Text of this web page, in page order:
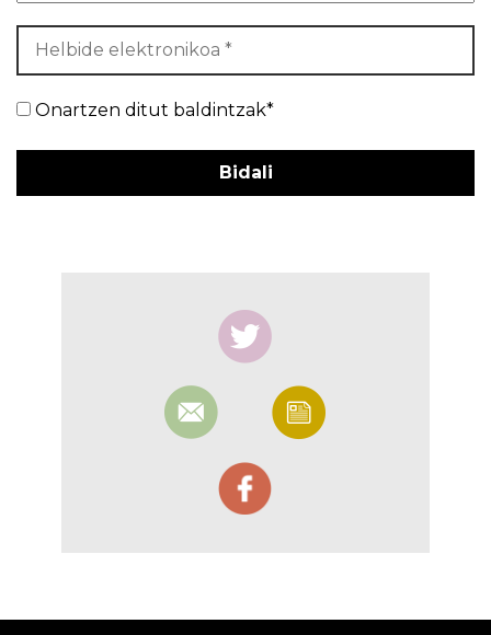
Onartzen ditut baldintzak*